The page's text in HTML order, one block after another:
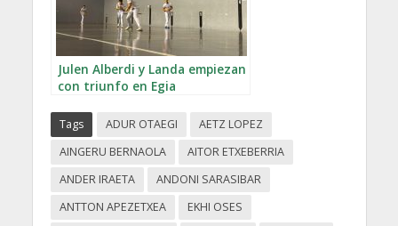
Julen Alberdi y Landa empiezan
con triunfo en Egia
Tags ADUR OTAEGI
AETZ LOPEZ
AINGERU BERNAOLA
AITOR ETXEBERRIA
ANDER IRAETA
ANDONI SARASIBAR
ANTTON APEZETXEA
EKHI OSES